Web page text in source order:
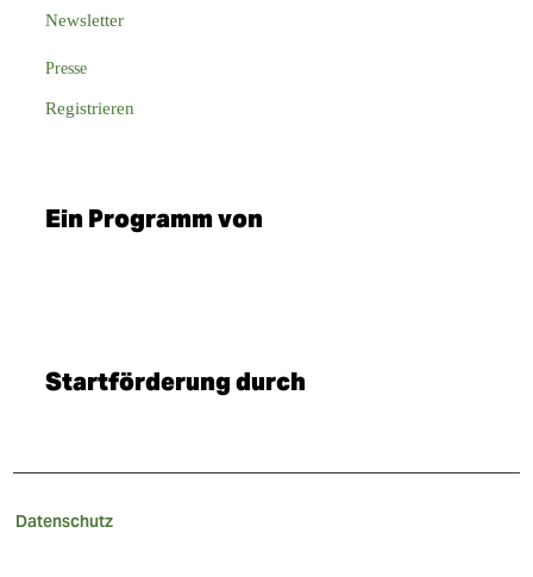
Newsletter
Presse
Registrieren
Ein Programm von
Startförderung durch
Datenschutz